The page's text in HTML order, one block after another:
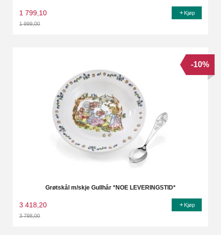
1 799,10
1 999,00
Kjøp
Grøtskål m/skje Gullhår *NOE LEVERINGSTID*
3 418,20
3 798,00
-10%
Kjøp